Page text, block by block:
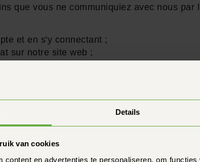
Details
van cookies
content en advertenties te personaliseren, om
que vous ne communiquiez avec nous
et en s'y connectant ;
sur notre site web ;
via les formulaires de contact client ;
dans les champs libres lors de la
de données est limitée à l'utilisation de
sont spécifiquement définies par notre
de transparence, notre politique de
La politique de gestion des cookies est